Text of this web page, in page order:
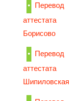
Перевод
аттестата
Борисово
Перевод
аттестата
Шипиловская